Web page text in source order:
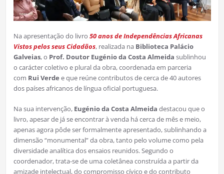
Na apresentação do livro 50 anos de Independências Africanas
Vistos pelos seus Cidadãos, realizada na Biblioteca Palácio
Galveias, o Prof. Doutor Eugénio da Costa Almeida sublinhou
o carácter coletivo e plural da obra, coordenada em parceria
com Rui Verde e que reúne contributos de cerca de 40 autores
dos países africanos de língua oficial portuguesa.
Na sua intervenção, Eugénio da Costa Almeida destacou que o
livro, apesar de já se encontrar à venda há cerca de mês e meio,
apenas agora pôde ser formalmente apresentado, sublinhando a
dimensão “monumental” da obra, tanto pelo volume como pela
diversidade analítica dos ensaios reunidos. Segundo o
coordenador, trata-se de uma coletânea construída a partir da
amizade intelectual, do compromisso cívico e do contributo